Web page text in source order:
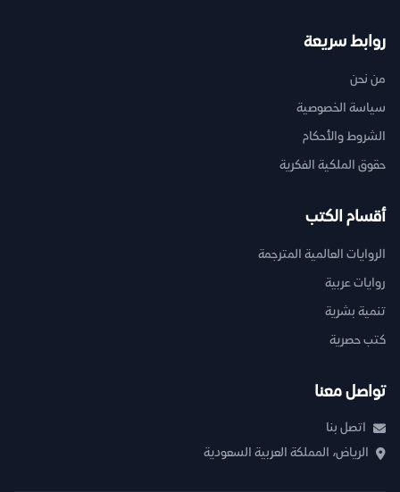
روابط سريعة
من نحن
سياسة الخصوصية
الشروط والأحكام
حقوق الملكية الفكرية
أقسام الكتب
الروايات العالمية المترجمة
روايات عربية
تنمية بشرية
كتب حصرية
تواصل معنا
اتصل بنا
الرياض، المملكة العربية السعودية